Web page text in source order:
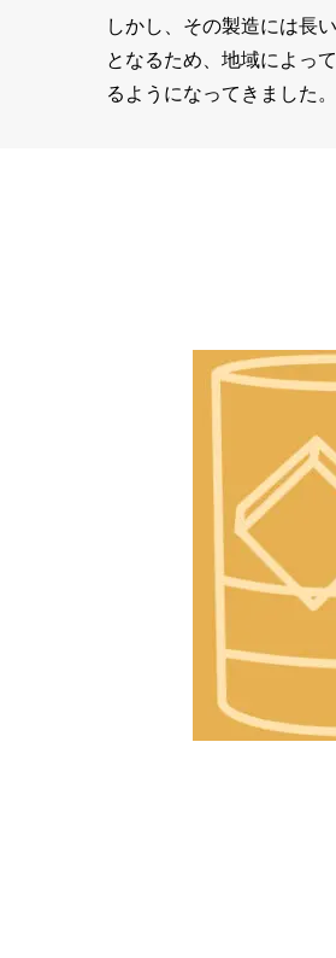
しかし、その製造には長
となるため、地域によっ
るようになってきました。